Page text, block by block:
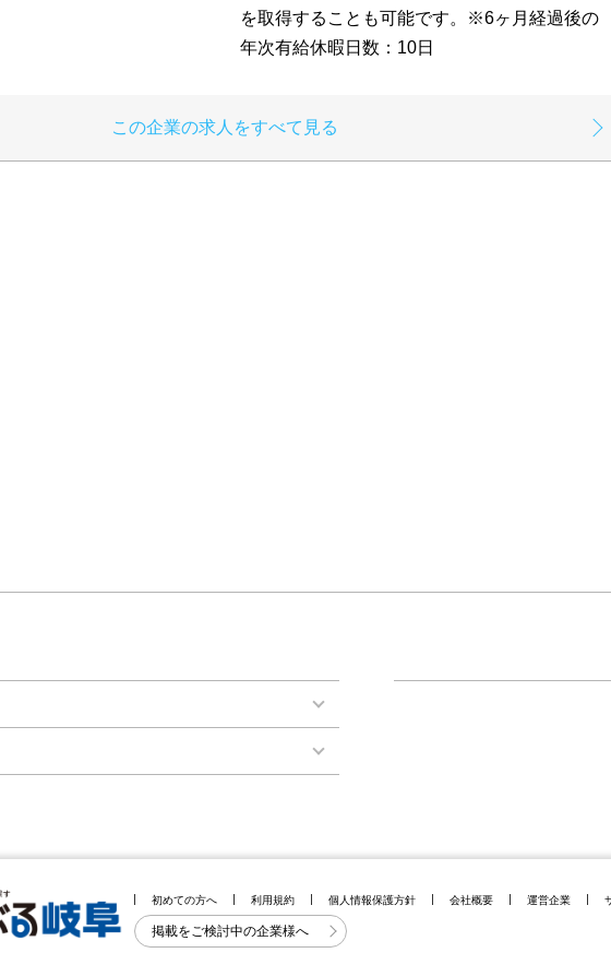
を取得することも可能です。※6ヶ月経過後の
年次有給休暇日数：10日
この企業の求人をすべて見る
初めての方へ 利用規約 個人情報保護方針 会社概要 運営企業
掲載をご検討中の企業様へ